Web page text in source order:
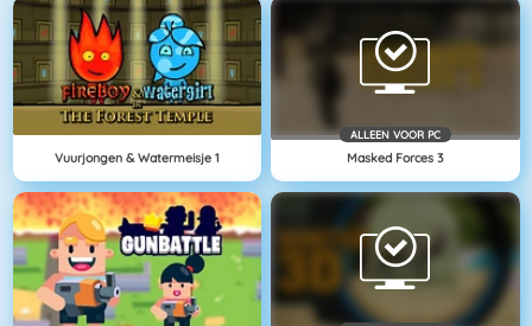
Vuurjongen & Watermeisje 1
ALLEEN VOOR PC
Masked Forces 3